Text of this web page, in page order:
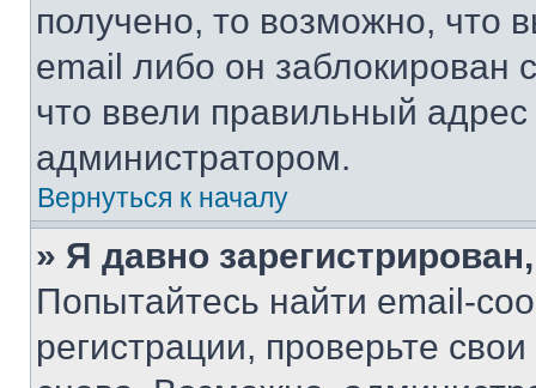
получено, то возможно, что
email либо он
что ввели правильный адрес
администратором.
Вернуться к началу
» Я давно
Попытайтесь найти email-
регистрации, проверьте